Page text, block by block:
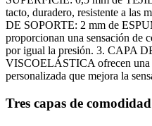
tacto, duradero, resistente a las
DE SOPORTE: 2 mm de
proporcionan una sensación de
por igual la presión. 3. CAPA
VISCOELÁSTICA ofrecen una
personalizada que mejora la
Tres capas de